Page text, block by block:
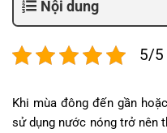
Nội dung
5/5
Khi mùa đông đến gần
sử dụng nước nóng trở nên